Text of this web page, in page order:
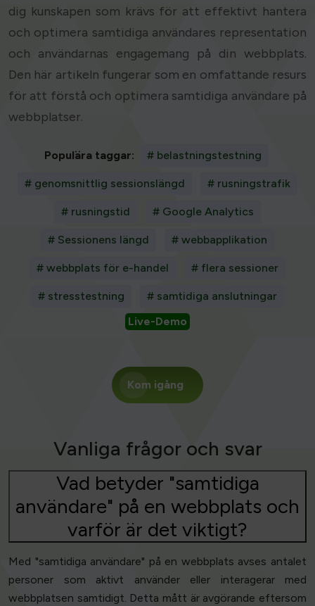
dig kunskapen som krävs för att effektivt hantera
och optimera samtidiga användares representation
och användarnas engagemang på din webbplats.
Den här artikeln fungerar som en omfattande resurs
för att förstå och optimera samtidiga användare på
webbplatser.
Populära taggar: # belastningstestning
# genomsnittlig sessionslängd # rusningstrafik
# rusningstid # Google Analytics
# Sessionens längd # webbapplikation
# webbplats för e-handel # flera sessioner
# stresstestning
# samtidiga anslutningar
Live-Demo
Kom igång
Vanliga frågor och svar
Vad betyder "samtidiga
användare" på en webbplats och
varför är det viktigt?
Med "samtidiga användare" på en webbplats avses antalet
personer som aktivt använder eller interagerar med
webbplatsen samtidigt. Detta mått är avgörande eftersom